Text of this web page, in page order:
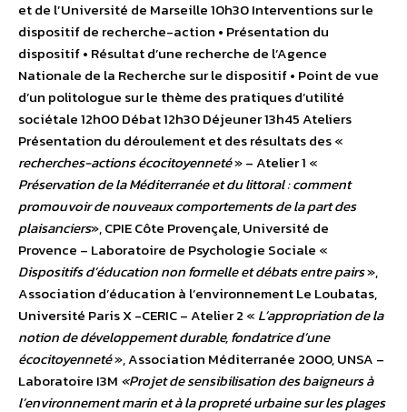
et de l’Université de Marseille 10h30 Interventions sur le
dispositif de recherche-action • Présentation du
dispositif • Résultat d’une recherche de l’Agence
Nationale de la Recherche sur le dispositif • Point de vue
d’un politologue sur le thème des pratiques d’utilité
sociétale 12h00 Débat 12h30 Déjeuner 13h45 Ateliers
Présentation du déroulement et des résultats des «
recherches-actions écocitoyenneté» – Atelier 1 «
Préservation de la Méditerranée et du littoral : comment
promouvoir de nouveaux comportements de la part des
plaisanciers», CPIE Côte Provençale, Université de
Provence – Laboratoire de Psychologie Sociale «
Dispositifs d’éducation non formelle et débats entre pairs»,
Association d’éducation à l’environnement Le Loubatas,
Université Paris X -CERIC – Atelier 2 « L’appropriation de la
notion de développement durable, fondatrice d’une
écocitoyenneté», Association Méditerranée 2000, UNSA –
Laboratoire I3M «Projet de sensibilisation des baigneurs à
l’environnement marin et à la propreté urbaine sur les plages